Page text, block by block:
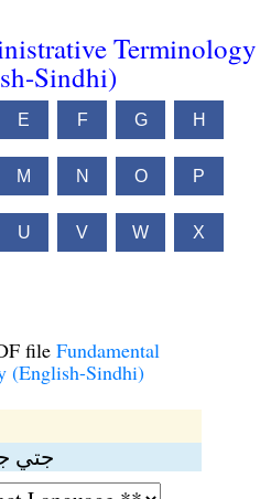
Terminology
Sindhi)
E F G H
M N O P
U V W X
file Fundamental
(English-Sindhi)
جتي